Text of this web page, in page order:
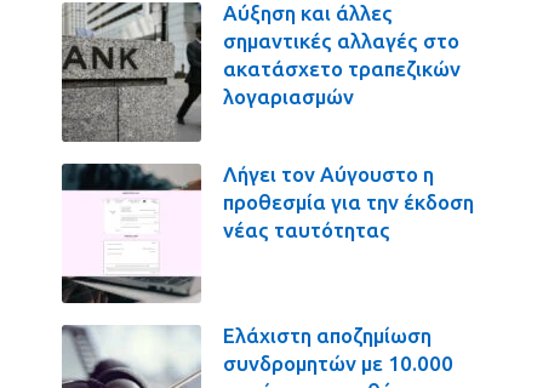
Αύξηση και άλλες
σημαντικές αλλαγές στο
ακατάσχετο τραπεζικών
λογαριασμών
Λήγει τον Αύγουστο η
προθεσμία για την έκδοση
νέας ταυτότητας
Ελάχιστη αποζημίωση
συνδρομητών με 10.000